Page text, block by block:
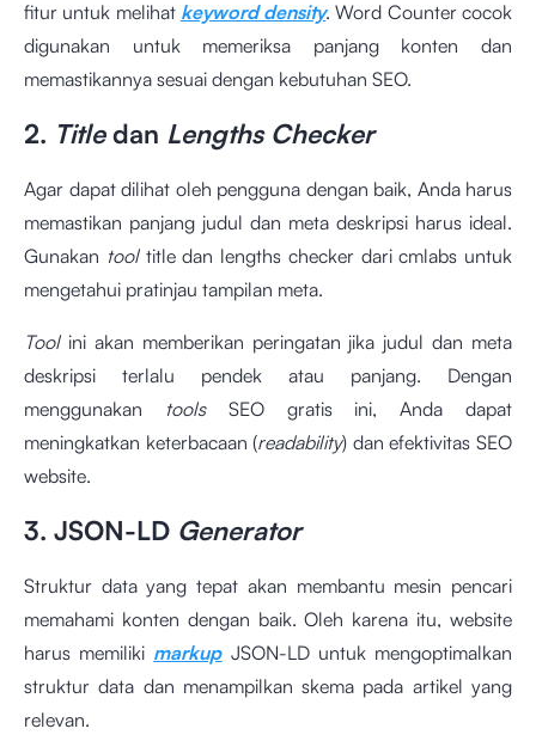
fitur untuk melihat keyword density. Word Counter cocok
digunakan untuk memeriksa panjang konten dan
memastikannya sesuai dengan kebutuhan SEO.
2. Titledan Lengths Checker
Agar dapat dilihat oleh pengguna dengan baik, Anda harus
memastikan panjang judul dan meta deskripsi harus ideal.
Gunakan tooltitle dan lengths checker dari cmlabs untuk
mengetahui pratinjau tampilan meta.
Toolini akan memberikan peringatan jika judul dan meta
deskripsi terlalu pendek atau panjang. Dengan
menggunakan
tools SEO gratis ini, Anda dapat
meningkatkan keterbacaan (readability) dan efektivitas SEO
website.
3. JSON-LD Generator
Struktur data yang tepat akan membantu mesin pencari
memahami konten dengan baik. Oleh karena itu, website
harus memiliki markup JSON-LD untuk mengoptimalkan
struktur data dan menampilkan skema pada artikel yang
relevan.